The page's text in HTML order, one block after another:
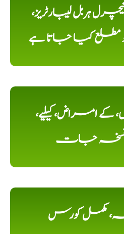
ہربل لیبارٹریز،
مطلع کیا جاتا ہے
کے امراض، کیلیے،
نسخہ جات
مکمل کورس